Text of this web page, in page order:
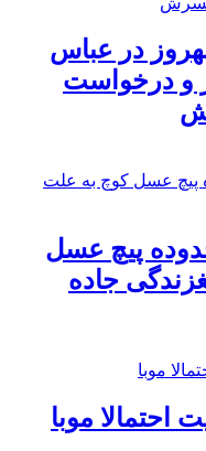
در عباس
و درخواست
پیچ عسل
جاده